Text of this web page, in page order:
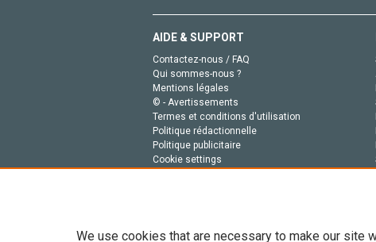
AIDE & SUPPORT
Contactez-nous / FAQ
Qui sommes-nous ?
Mentions légales
© - Avertissements
Termes et conditions d'utilisation
Politique rédactionnelle
Politique publicitaire
Cookie settings
We use cookies that are necessary to make our site